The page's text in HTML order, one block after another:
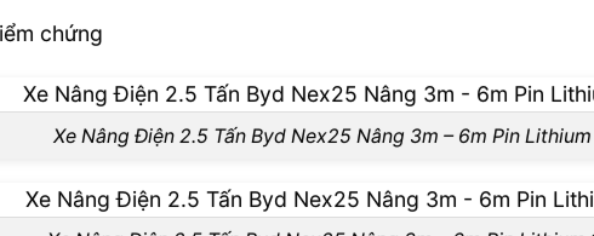
chứng
Xe Nâng Điện 2.5 Tấn Byd Nex25 Nâng 3m – 6m Pin Lithium